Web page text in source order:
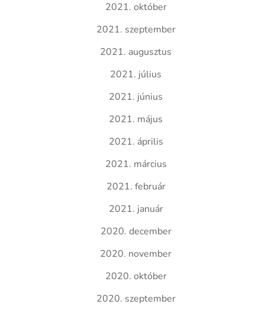
2021. október
2021. szeptember
2021. augusztus
2021. július
2021. június
2021. május
2021. április
2021. március
2021. február
2021. január
2020. december
2020. november
2020. október
2020. szeptember